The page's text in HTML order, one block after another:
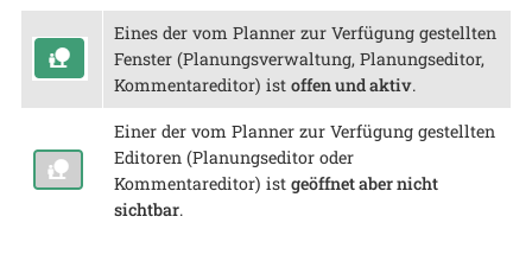
Eines der vom Planner zur Verfügung gestellten
Fenster (Planungsverwaltung, Planungseditor,
Kommentareditor) ist offen und aktiv.
Einer der vom Planner zur Verfügung gestellten
Editoren (Planungseditor oder
Kommentareditor) ist geöffnet aber nicht
sichtbar.